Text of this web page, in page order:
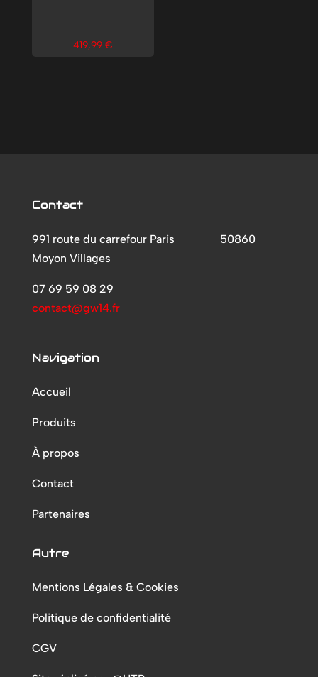
419,99 €
Contact
991 route du carrefour Paris 50860
Moyon Villages
07 69 59 08 29
contact@gw14.fr
Navigation
Accueil
Produits
À propos
Contact
Partenaires
Autre
Mentions Légales & Cookies
Politique de confidentialité
CGV